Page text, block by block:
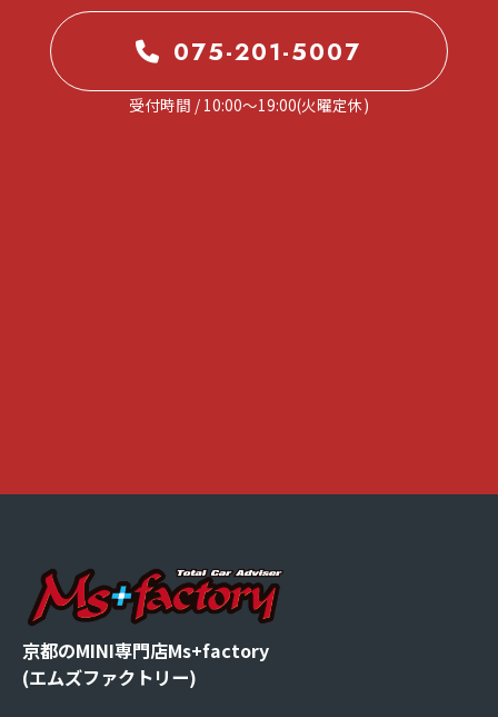
075-201-5007
受付時間 / 10:00～19:00(火曜定休)
京都のMINI専門店Ms+factory
(エムズファクトリー)